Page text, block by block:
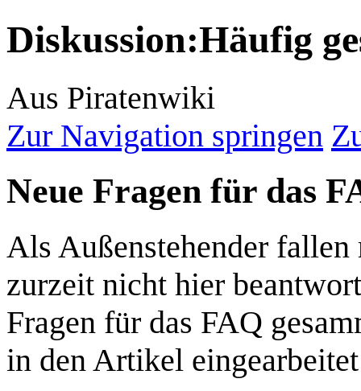
Diskussion:Häufig
Aus Piratenwiki
Zur Navigation springen
Neue Fragen für das
Als Außenstehender
zurzeit nicht hier
Fragen für das FAQ
in den Artikel